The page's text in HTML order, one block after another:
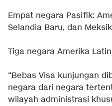
Empat negara Pasifik:
Selandia Baru, dan
Tiga negara Amerika
“Bebas Visa kunjungan
negara dari negara
wilayah administrasi